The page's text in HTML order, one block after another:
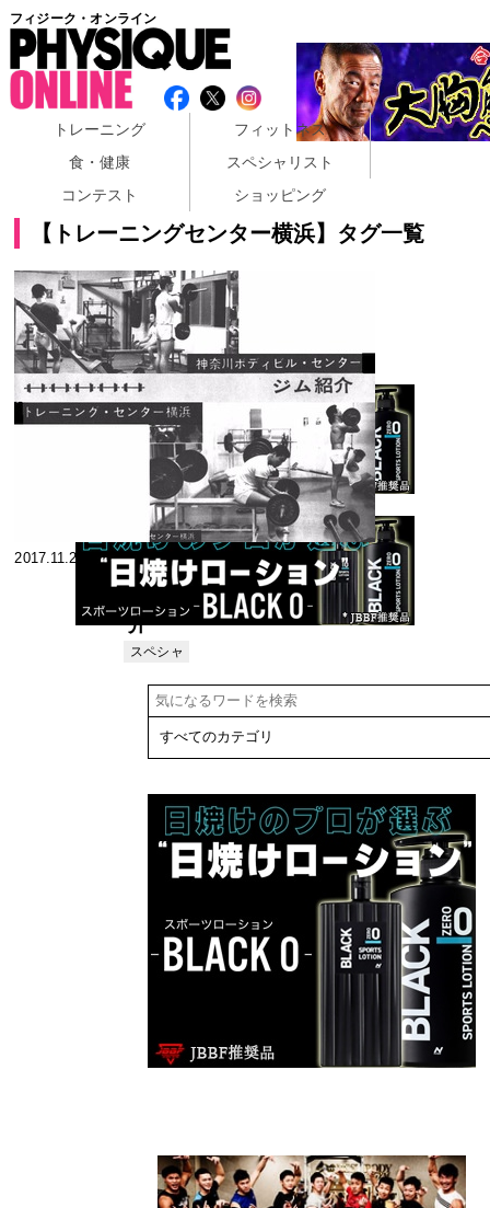
フィジーク・オンライン
トレーニング
フィットネス
食・健康
スペシャリスト
コンテスト
ショッピング
【トレーニングセンター横浜】タグ一覧
2017.11.27
介
スペシャ